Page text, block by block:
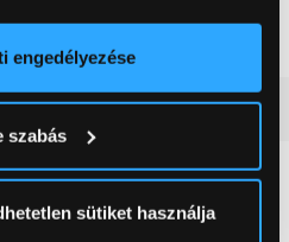
pontossággal
annak konkrét
aRészletek
vagy visszavonhatja a
engedélyezése
szabás
sütiket használja
0